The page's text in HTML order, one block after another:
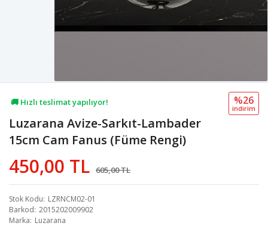
🚚 Hızlı teslimat yapılıyor!
💖 75,2B kişi favoriledi!
💸 Sepette 100 TL indirim!
Luzarana Avize-Sarkıt-Lambader
15cm Cam Fanus (Füme Rengi)
450,00 TL 605,00 TL
%26
i̇ndi̇ri̇m
Stok Kodu LZRNCM02-01
Barkod 2015202009902
Marka Luzarana